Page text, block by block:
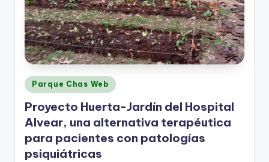
Posted
in
Parque Chas Web
Proyecto Huerta-Jardín del Hospital
Alvear, una alternativa terapéutica
para pacientes con patologías
psiquiátricas